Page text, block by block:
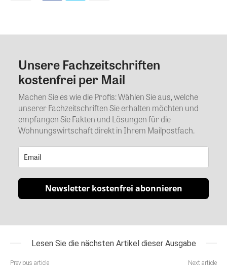
Kommentar
Unsere Fachzeitschriften
kostenfrei per Mail
Machen Sie es wie die Profis: Wählen Sie aus, welche
unserer Fachzeitschriften Sie erhalten möchten und
empfangen Sie Fakten und Lösungen für die
Wohnungswirtschaft direkt in Ihrem Mailpostfach.
Newsletter kostenfrei abonnieren
Lesen Sie die nächsten Artikel dieser Ausgabe
Previous article Next article